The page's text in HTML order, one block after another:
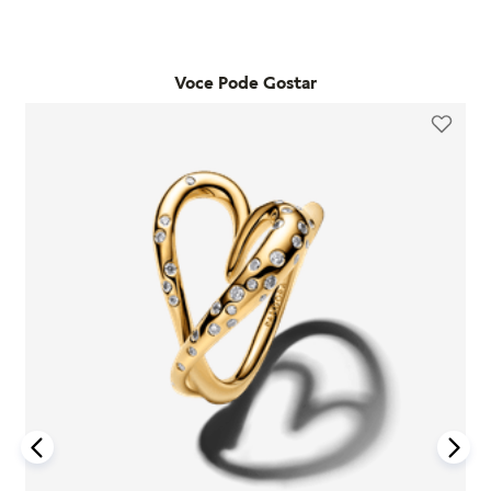
sem uso, na embalagem original e acompanhado da nota
"Última Chance" não são elegíveis para troca ou reembolso.
Se houver arrependimento da compra realizada no site, é
possível solicitar a devolução dentro de sete dias corridos
após o recebimento. O produto deve ser enviado em perfeito
estado, com a embalagem original e todos os acessórios
incluídos, como brindes promocionais.
Em caso de defeito, tanto para compras online quanto em
lojas físicas, é necessário entrar em contato com o SAC da
Pandora informando o número do pedido, fotos do produto e
uma descrição do problema. Se for confirmado um defeito de
fabricação, o cliente poderá receber um reembolso para uma
nova compra ou realizar a troca do produto dentro do prazo
de um ano, mediante avaliação técnica.
do consumidor. Caso um problema seja identificado dentro
desse período, a Pandora realizará a substituição do produto
A garantia é exclusiva para produtos fabricados e
comercializados pela Pandora em canais oficiais. A empresa
não se responsabiliza por produtos adquiridos em lojas não
autorizadas, pois não pode garantir sua autenticidade nem os
processos de controle de qualidade adotados por terceiros.
Além disso, a garantia não cobre danos decorrentes de
acidentes, mau uso, abuso ou uso de acessórios de outras
marcas junto aos produtos Pandora. O uso de charms que não
sejam originais pode comprometer a durabilidade dos
braceletes, invalidando a garantia.
Para acionar a garantia, o cliente deve seguir as instruções de
Voce Pode Gostar